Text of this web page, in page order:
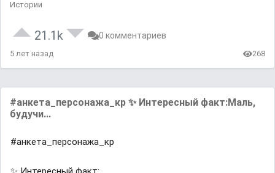
Истории
21.1k 0 комментариев
5 лет назад 268
#анкета_персонажа_кр ✨ Интересный факт:Маль,
будучи...
#анкета_персонажа_кр